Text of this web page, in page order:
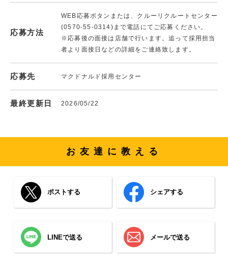
応募方法
WEB応募ボタンまたは、クルーリクルートセンター
(0570-55-0314)まで電話にてご応募ください。
※応募後の面接は店舗で行います。追って採用担当
者より面接日などの詳細をご連絡致します。
応募先 マクドナルド採用センター
最終更新日 2026/05/22
お友達に教える
ポストする シェアする
LINEで送る メールで送る